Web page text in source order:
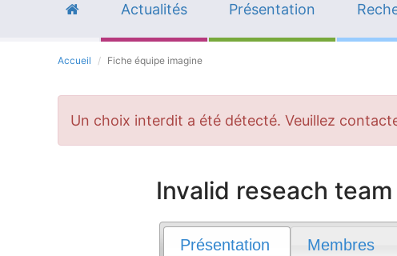
Actualités Présentation
Accueil Fiche équipe imagine
Message
d'erreur
Un choix interdit a été détecté. Veuillez
Invalid reseach
Présentation Membres